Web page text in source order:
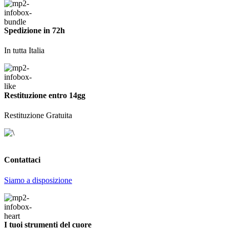
Spedizione in 72h
In tutta Italia
Restituzione entro 14gg
Restituzione Gratuita
Contattaci
Siamo a disposizione
I tuoi strumenti del cuore